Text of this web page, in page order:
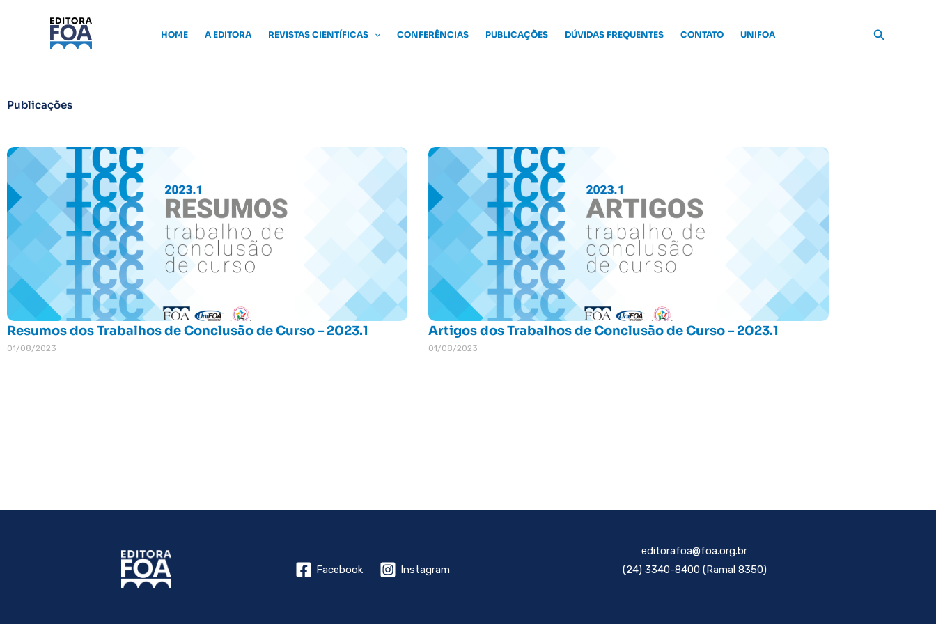
HOME A EDITORA REVISTAS CIENTÍFICAS CONFERÊNCIAS PUBLICAÇÕES DÚVIDAS FREQUENTES CONTATO UNIFOA Pesquisar
Publicações
Resumos dos Trabalhos de Conclusão de Curso – 2023.1
01/08/2023
Artigos dos Trabalhos de Conclusão de Curso – 2023.1
01/08/2023
Facebook Instagram
editorafoa@foa.org.br
(24) 3340-8400 (Ramal 8350)